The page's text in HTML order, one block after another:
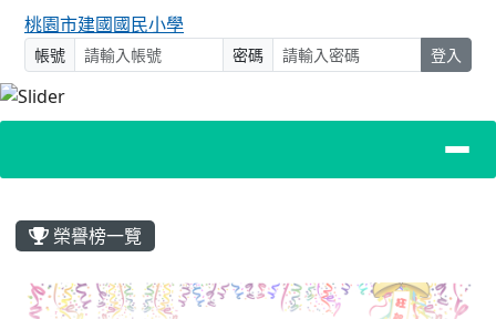
桃園市建國國民小學
帳號 密碼 登入
主內容區域
榮譽榜一覽